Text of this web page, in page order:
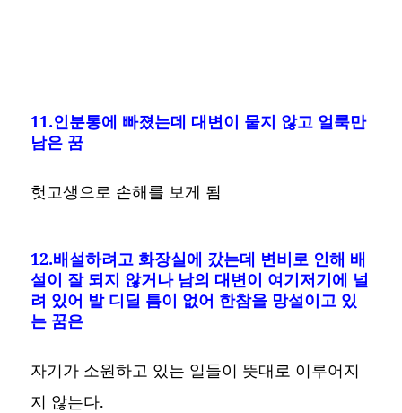
11.인분통에 빠졌는데 대변이 뭍지 않고 얼룩만
남은 꿈
헛고생으로 손해를 보게 됨
12.배설하려고 화장실에 갔는데 변비로 인해 배
설이 잘 되지 않거나 남의 대변이 여기저기에 널
려 있어 발 디딜 틈이 없어 한참을 망설이고 있
는 꿈은
자기가 소원하고 있는 일들이 뜻대로 이루어지
지 않는다.